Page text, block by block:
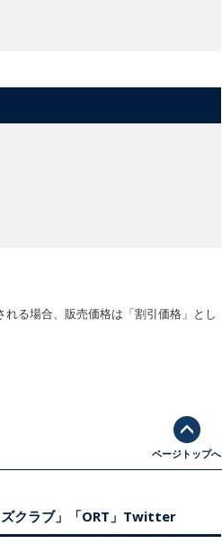
る場合、販売価格は「割引価格」とし
ページトップへ
ズクラブ」「ORT」Twitter